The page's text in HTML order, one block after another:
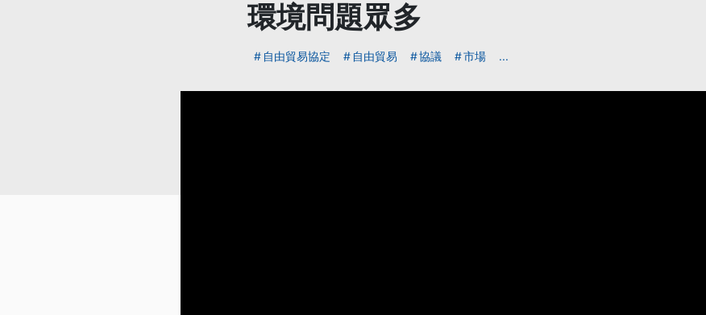
環境問題眾多
自由貿易協定 自由貿易 協議 市場 ...